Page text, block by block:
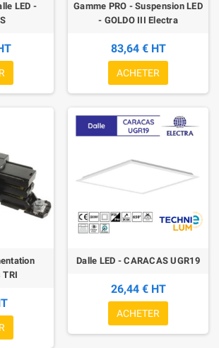
LED -
Gamme PRO - Suspension LED
- GOLDO III Electra
83,64 € HT
ACHETER
TRI
Dalle LED - CARACAS UGR19
26,44 € HT
ACHETER